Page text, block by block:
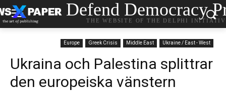
Defend Democracy
THE WEBSITE OF THE DELPHI
Europe Greek Crisis Middle East Ukraine / East - West
Ukraina och Palestina splittrar
den europeiska vänstern